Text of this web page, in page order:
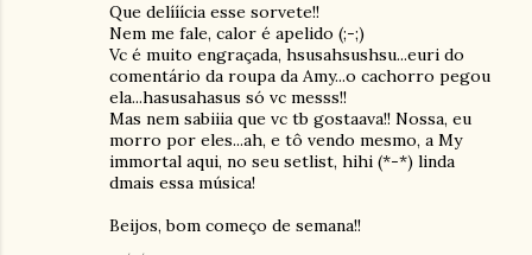
Que delííícia esse sorvete!!
Nem me fale, calor é apelido (;-;)
Vc é muito engraçada, hsusahsushsu...euri do
comentário da roupa da Amy...o cachorro pegou
ela...hasusahasus só vc messs!!
Mas nem sabiiia que vc tb gostaava!! Nossa, eu
morro por eles...ah, e tô vendo mesmo, a My
immortal aqui, no seu setlist, hihi (*-*) linda
dmais essa música!
Beijos, bom começo de semana!!